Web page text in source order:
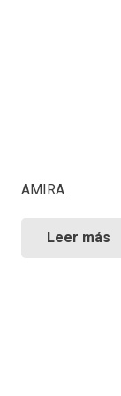
AMIRA
Leer más